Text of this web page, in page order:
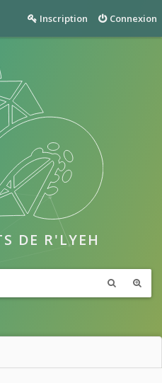
Connexion
Inscription
DE R'LYEH